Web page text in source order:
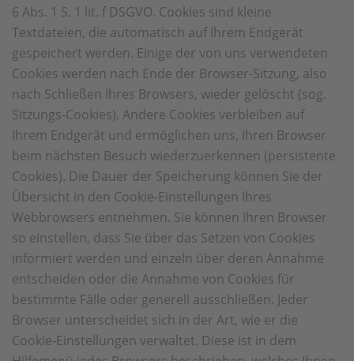
6 Abs. 1 S. 1 lit. f DSGVO. Cookies sind kleine
Textdateien, die automatisch auf Ihrem Endgerät
gespeichert werden. Einige der von uns verwendeten
Cookies werden nach Ende der Browser-Sitzung, also
nach Schließen Ihres Browsers, wieder gelöscht (sog.
Sitzungs-Cookies). Andere Cookies verbleiben auf
Ihrem Endgerät und ermöglichen uns, Ihren Browser
beim nächsten Besuch wiederzuerkennen (persistente
Cookies). Die Dauer der Speicherung können Sie der
Übersicht in den Cookie-Einstellungen Ihres
Webbrowsers entnehmen. Sie können Ihren Browser
so einstellen, dass Sie über das Setzen von Cookies
informiert werden und einzeln über deren Annahme
entscheiden oder die Annahme von Cookies für
bestimmte Fälle oder generell ausschließen. Jeder
Browser unterscheidet sich in der Art, wie er die
Cookie-Einstellungen verwaltet. Diese ist in dem